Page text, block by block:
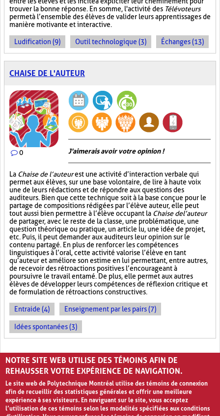
trouver la bonne réponse. En somme, l'activité des Télévoteurs
permet à l’ensemble des élèves de valider leurs apprentissages de
manière motivante et interactive.
Ludification (9) Outil technologique (3) Échanges (13)
CHAISE DE L'AUTEUR
0 J'aimerais avoir votre opinion !
La Chaise de l’auteurest une activité d’interaction verbale qui
permet aux élèves, sur une base volontaire, de lire à haute voix
une de leurs rédactions et de répondre aux questions des
auditeurs. Bien que cette technique soit à la base conçue pour le
partage de compositions rédigées par l’élève auteur, elle peut
tout aussi bien permettre à l’élève occupant la Chaise de l’auteur
de partager, avec le reste de la classe, une problématique, une
question théorique ou pratique, un article lu, une idée de projet,
etc. Puis, il peut demander aux auditeurs leur opinion sur le
contenu partagé. En plus de renforcer les compétences
linguistiques à l’oral, cette activité valorise l’élève en tant
qu’auteur et améliore son estime en lui permettant, entre autres,
de recevoir des rétroactions positives l’encourageant à
poursuivre le travail entamé. De plus, elle permet aux autres
élèves de développer leurs compétences de réflexion critique et
de formulation de rétroactions constructives.
Entraide (4) Enseignement par les pairs (7)
Idées spontanées (3)
PAGES
1 2 › »
NOTRE SITE WEB UTILISE DES TÉMOINS AFIN DE
REHAUSSER VOTRE EXPÉRIENCE DE NAVIGATION.
Le site web de Polytechnique Montréal utilise des témoins de connexion
afin de recueillir des statistiques générales et offrir une meilleure
expérience à ses visiteurs. En naviguant sur le site, vous acceptez
l’utilisation de ces témoins selon les modalités spécifiées aux conditions